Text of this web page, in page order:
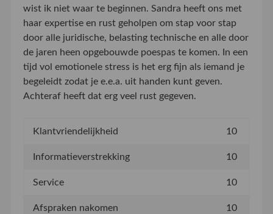
wist ik niet waar te beginnen. Sandra heeft ons met
haar expertise en rust geholpen om stap voor stap
door alle juridische, belasting technische en alle door
de jaren heen opgebouwde poespas te komen. In een
tijd vol emotionele stress is het erg fijn als iemand je
begeleidt zodat je e.e.a. uit handen kunt geven.
Achteraf heeft dat erg veel rust gegeven.
Klantvriendelijkheid 10
Informatieverstrekking 10
Service 10
Afspraken nakomen 10